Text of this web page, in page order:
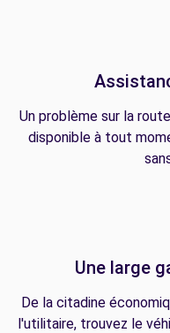
Un problème sur la
disponible à tout
Une large
De la citadine
l'utilitaire, trouvez le